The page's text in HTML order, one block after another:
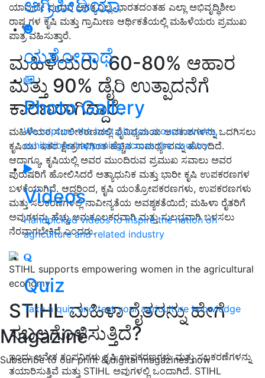
ಅಗ್ರಿಪೀಡಿಯಾ
ಯಶೋಗಾಥೆ
Photo Gallery
We capture the best photos around events,
exhibitions happening across the country
Videos
Handpicked videos to inspire the nation on
agriculture and related industry
Quiz
Take a quiz and test your agriculture knowledge
Magazine
Subscribe to our print & digital magazines now
ಯಾವುದೇ ಪುರಾವೆ ಅಗತ್ಯವಿಲ್ಲ. ಭಾರತದಂತಹ ಎಲ್ಲಾ ಅಭಿವೃದ್ಧಿಶೀಲ
ರಾಷ್ಟ್ರಗಳ ಕೃಷಿ ಮತ್ತು ಗ್ರಾಮೀಣ ಆರ್ಥಿಕತೆಯಲ್ಲಿ ಮಹಿಳೆಯರು ಪ್ರಮುಖ
ಪಾತ್ರ ವಹಿಸುತ್ತಾರೆ.
ಮಹಿಳೆಯರು60-80% ಆಹಾರ
ಮತ್ತು 90% ಡೈರಿ ಉತ್ಪಾದನೆಗೆ
ಕಾರಣರಾಗಿದ್ದಾರೆ.
ಮಹಿಳೆಯರ ಸಬಲೀಕರಣದಲ್ಲಿ ವೈವಿಧ್ಯಮಯ ಅವಕಾಶಗಳನ್ನು ಒದಗಿಸಲು
ಕೃಷಿಯು ಇತರ ಕ್ಷೇತ್ರಗಳಿಗಿಂತ ಹೆಚ್ಚಿನ ಸಾಮರ್ಥ್ಯವನ್ನು ಹೊಂದಿದೆ.
ಆದಾಗ್ಯೂ, ಕೃಷಿಯಲ್ಲಿ ಅವರ ಮುಂದಿರುವ ಪ್ರಮುಖ ಸವಾಲು ಅವರ
ಪುರುಷರಿಗೆ ಹೋಲಿಸಿದರೆ ಅತ್ಯಾಧುನಿಕ ಮತ್ತು ಭಾರೀ ಕೃಷಿ ಉಪಕರಣಗಳ
ಬಳಕೆಯಾಗಿದೆ. ಆದ್ದರಿಂದ, ಕೃಷಿ ಯಂತ್ರೋಪಕರಣಗಳು, ಉಪಕರಣಗಳು
ಮತ್ತು ಸಲಕರಣೆಗಳಲ್ಲಿ ನಾವೀನ್ಯತೆಯ ಅವಶ್ಯಕತೆಯಿದೆ; ಮಹಿಳಾ ರೈತರಿಗೆ
ಅವುಗಳನ್ನು ಹೆಚ್ಚು ಅನುಕೂಲಕರವಾಗಿ ಮತ್ತು ಸುಲಭವಾಗಿ ಬಳಸಲು
ನೆರವಾಗಬೇಕಿದೆ ಎಂದರು.
STIHL supports empowering women in the agricultural
economy
STIHLಮಹಿಳಾ ರೈತರನ್ನು ಹೇಗೆ
ಸಬಲಗೊಳಿಸುತ್ತಿದೆ?
ಇಂದು ಅನೇಕ ಕಂಪನಿಗಳು ಕೃಷಿ ಉಪಕರಣಗಳು ಮತ್ತು ಸಲಕರಣೆಗಳನ್ನು
ತಯಾರಿಸುತ್ತಿವೆ ಮತ್ತು STIHL ಅವುಗಳಲ್ಲಿ ಒಂದಾಗಿದೆ. STIHL